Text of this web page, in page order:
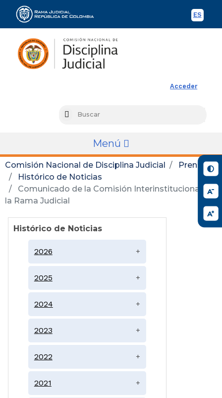
ES
Acceder
Menú
Comisión Nacional de Disciplina Judicial
Prensa
Histórico de Noticias
Comunicado de la Comisión Interinstitucional de
la Rama Judicial
Histórico de Noticias
2026 +
2025 +
2024 +
2023 +
2022 +
2021 +